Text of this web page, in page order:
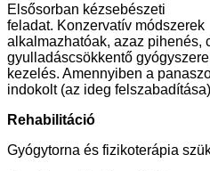
Elsősorban kézsebészeti
feladat. Konzervatív módszerek
alkalmazhatóak, azaz pihenés,
gyulladáscsökkentő
kezelés. Amennyiben a
indokolt (az ideg
Rehabilitáció
Gyógytorna és fizikoterápia